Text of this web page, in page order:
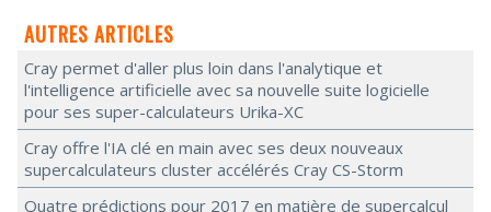
AUTRES ARTICLES
Cray permet d'aller plus loin dans l'analytique et
l'intelligence artificielle avec sa nouvelle suite logicielle
pour ses super-calculateurs Urika-XC
Cray offre l'IA clé en main avec ses deux nouveaux
supercalculateurs cluster accélérés Cray CS-Storm
Quatre prédictions pour 2017 en matière de supercalcul